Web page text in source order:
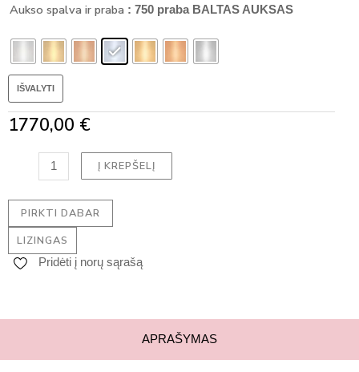
Aukso spalva ir praba : 750 praba BALTAS AUKSAS
IŠVALYTI
1770,00 €
Į KREPŠELĮ
PIRKTI DABAR
LIZINGAS
Pridėti į norų sąrašą
APRAŠYMAS